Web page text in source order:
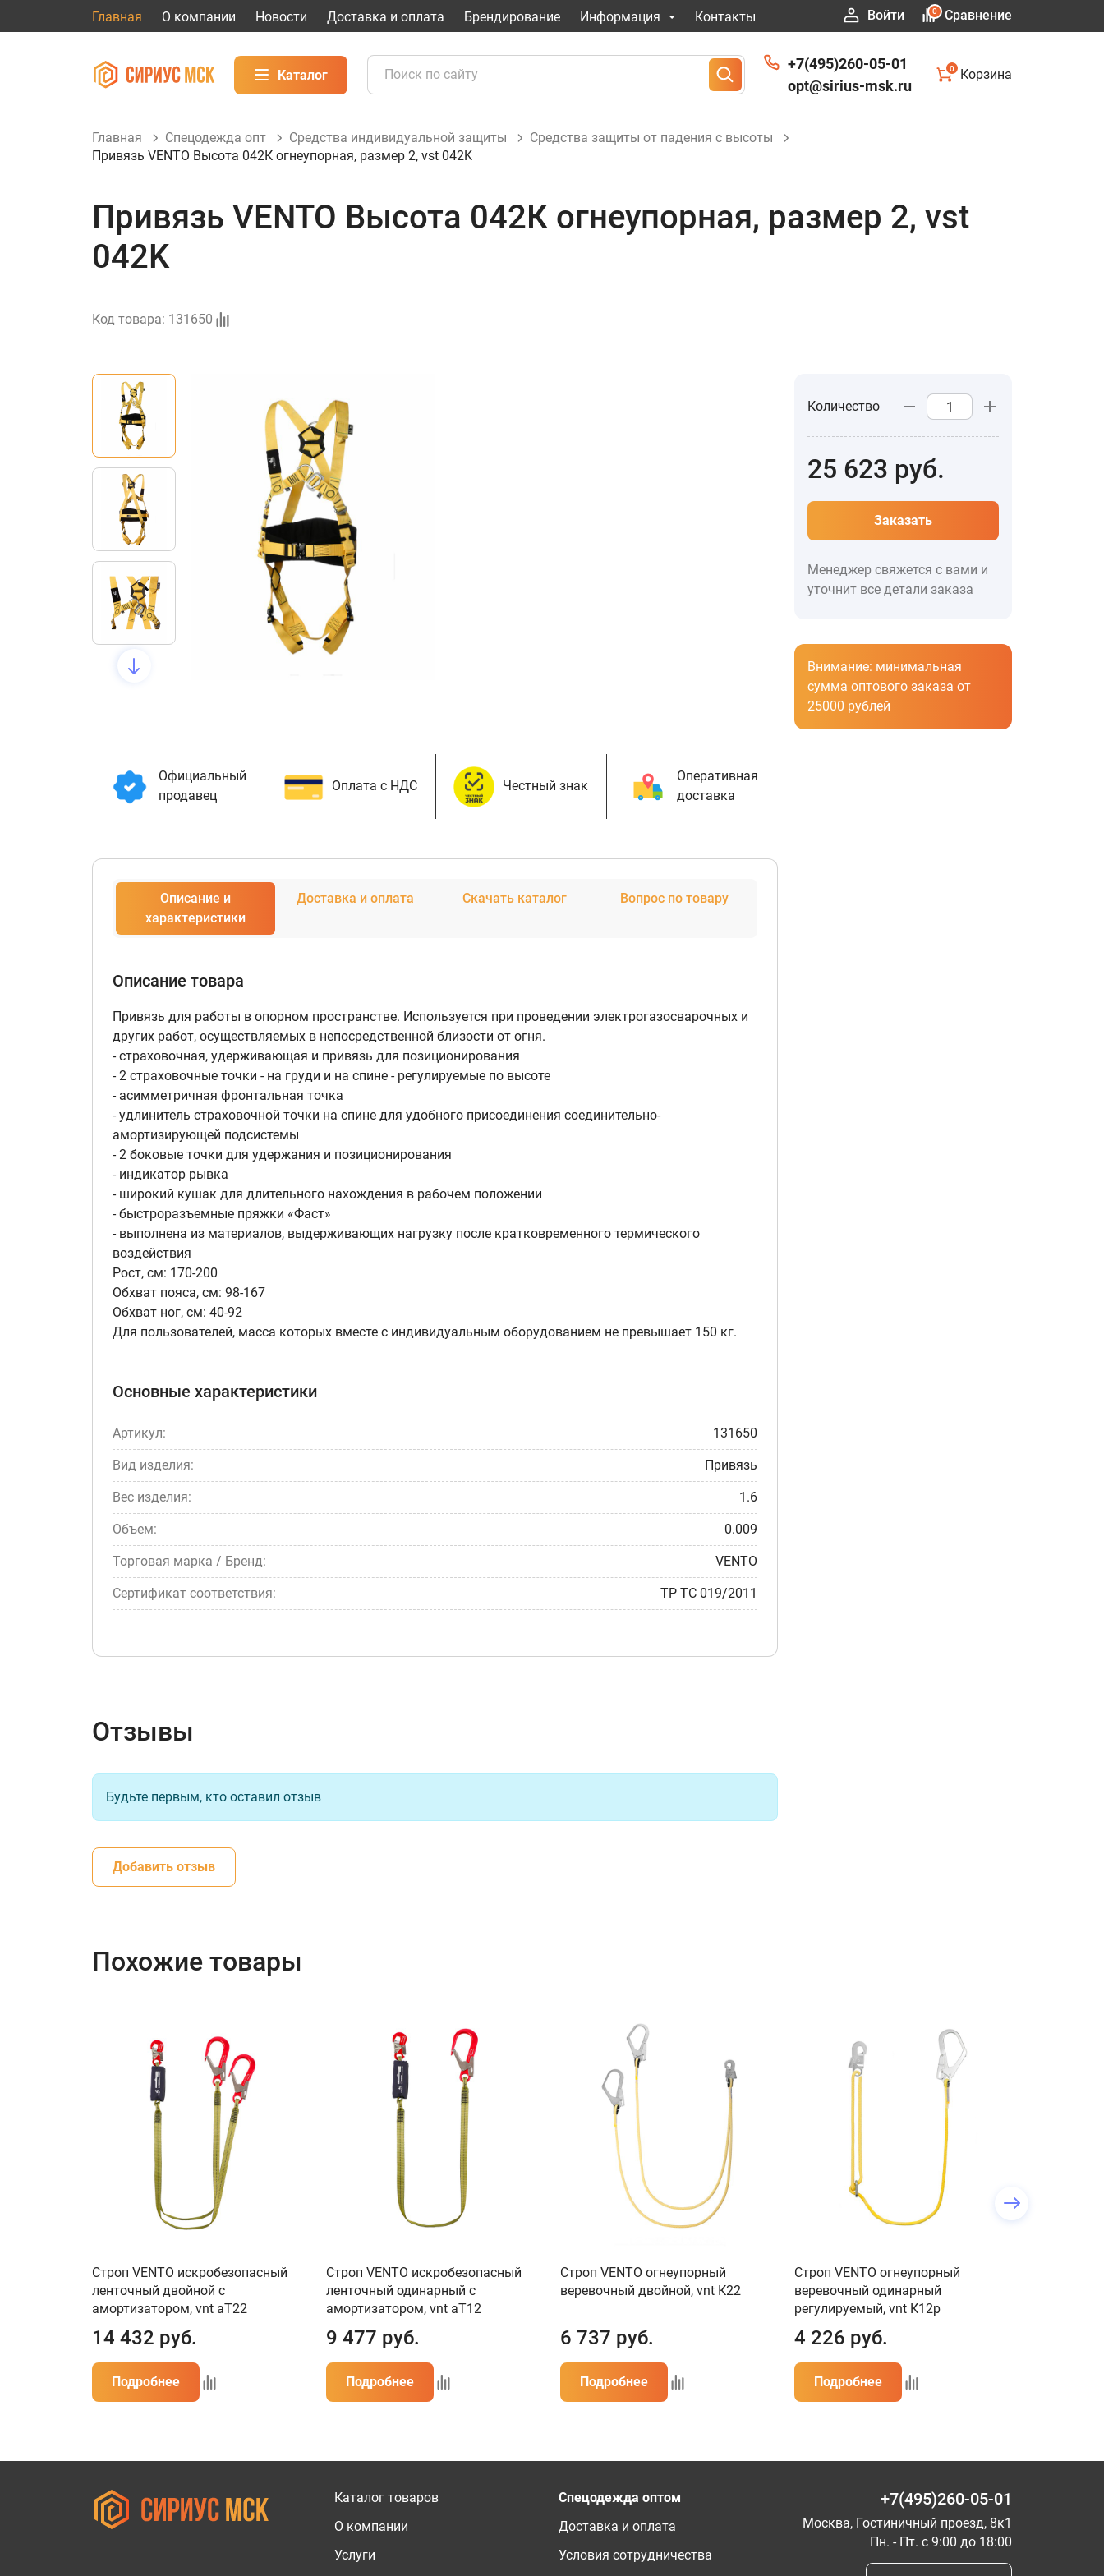
Главная О компании Новости Доставка и оплата Брендирование Информация Контакты Войти Сравнение
0
Каталог
+7(495)260-05-01
opt@sirius-msk.ru
Корзина
0
Главная Спецодежда опт Средства индивидуальной защиты
Средства защиты от падения с высоты
Привязь VENTO Высота 042К огнеупорная, размер 2, vst 042K
Привязь VENTO Высота 042К огнеупорная, размер 2, vst
042K
Код товара: 131650
Количество
25 623 руб.
Заказать
Менеджер свяжется с вами и
уточнит все детали заказа
Внимание: минимальная
сумма оптового заказа от
25000 рублей
Официальный
продавец
Оплата с НДС Честный знак
Оперативная
доставка
Описание и
характеристики
Доставка и оплата Скачать каталог Вопрос по товару
Описание товара
Привязь для работы в опорном пространстве. Используется при проведении электрогазосварочных и
других работ, осуществляемых в непосредственной близости от огня.
- страховочная, удерживающая и привязь для позиционирования
- 2 страховочные точки - на груди и на спине - регулируемые по высоте
- асимметричная фронтальная точка
- удлинитель страховочной точки на спине для удобного присоединения соединительно-
амортизирующей подсистемы
- 2 боковые точки для удержания и позиционирования
- индикатор рывка
- широкий кушак для длительного нахождения в рабочем положении
- быстроразъемные пряжки «Фаст»
- выполнена из материалов, выдерживающих нагрузку после кратковременного термического
воздействия
Рост, см: 170-200
Обхват пояса, см: 98-167
Обхват ног, см: 40-92
Для пользователей, масса которых вместе с индивидуальным оборудованием не превышает 150 кг.
Основные характеристики
Артикул: 131650
Вид изделия: Привязь
Вес изделия: 1.6
Объем: 0.009
Торговая марка / Бренд: VENTO
Сертификат соответствия: ТР ТС 019/2011
Отзывы
Будьте первым, кто оставил отзыв
Добавить отзыв
Похожие товары
Строп VENTO искробезопасный
ленточный двойной с
амортизатором, vnt aТ22
14 432 руб.
Подробнее
Строп VENTO искробезопасный
ленточный одинарный с
амортизатором, vnt aТ12
9 477 руб.
Подробнее
Строп VENTO огнеупорный
веревочный двойной, vnt К22
6 737 руб.
Подробнее
Строп VENTO огнеупорный
веревочный одинарный
регулируемый, vnt К12р
4 226 руб.
Подробнее
Каталог товаров
О компании
Услуги
Спецодежда оптом
Доставка и оплата
Условия сотрудничества
+7(495)260-05-01
Москва, Гостиничный проезд, 8к1
Пн. - Пт. с 9:00 до 18:00